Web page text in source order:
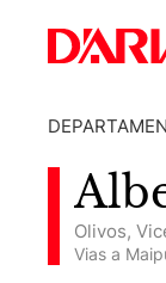
Olivos,
Vias a